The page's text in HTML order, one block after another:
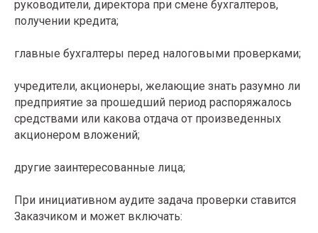
руководители, директора при смене бухгалтеров,
получении кредита;
главные бухгалтеры перед налоговыми проверками;
учредители, акционеры, желающие знать разумно ли
предприятие за прошедший период распоряжалось
средствами или какова отдача от произведенных
акционером вложений;
другие заинтересованные лица;
При инициативном аудите задача проверки ставится
Заказчиком и может включать: